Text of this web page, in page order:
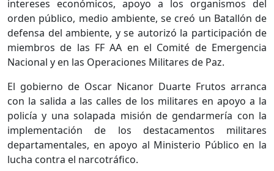
intereses económicos, apoyo a los organismos del
orden público, medio ambiente, se creó un Batallón de
defensa del ambiente, y se autorizó la participación de
miembros de las FF AA en el Comité de Emergencia
Nacional y en las Operaciones Militares de Paz.
El gobierno de Oscar Nicanor Duarte Frutos arranca
con la salida a las calles de los militares en apoyo a la
policía y una solapada misión de gendarmería con la
implementación de los destacamentos militares
departamentales, en apoyo al Ministerio Público en la
lucha contra el narcotráfico.